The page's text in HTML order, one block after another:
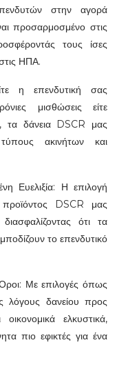
στην αγορά
προσαρμοσμένο στις
τους ίσες
ΗΠΑ.
η επενδυτική σας
μισθώσεις είτε
τα δάνεια DSCR μας
ακινήτων και
Ευελιξία: Η επιλογή
DSCR μας
ότι τα
το επενδυτικό
Όροι: Με επιλογές όπως
λόγους δανείου προς
ελκυστικά,
πιο εφικτές για ένα